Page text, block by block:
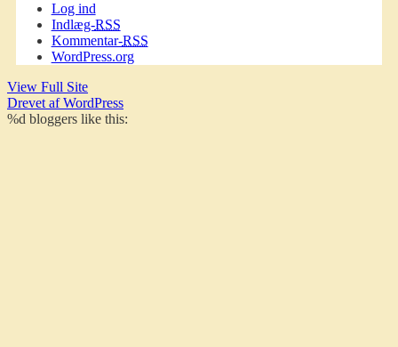
Log ind
Indlæg-RSS
Kommentar-RSS
WordPress.org
View Full Site
Drevet af WordPress
%d bloggers like this: